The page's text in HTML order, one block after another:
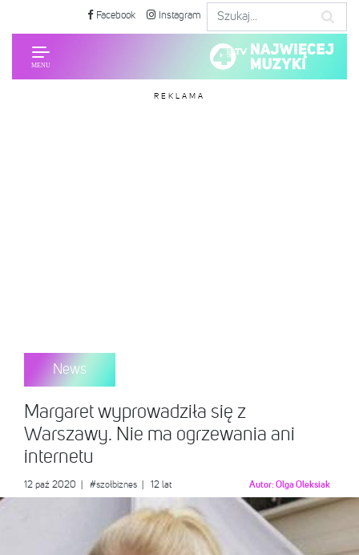
Facebook Instagram
REKLAMA
News
Margaret wyprowadziła się z
Warszawy. Nie ma ogrzewania ani
internetu
12 paź 2020 #szołbiznes | 12 lat Autor:Olga Oleksiak